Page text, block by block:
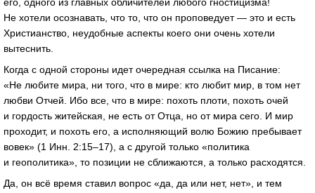
его, одного из главных обличителей любого гностицизма!
Не хотели осознавать, что то, что он проповедует — это и есть
Христианство, неудобные аспекты коего они очень хотели
вытеснить.
Когда с одной стороны идет очередная ссылка на Писание:
«Не любите мира, ни того, что в мире: кто любит мир, в том нет
любви Отчей. Ибо все, что в мире: похоть плоти, похоть очей
и гордость житейская, не есть от Отца, но от мира сего. И мир
проходит, и похоть его, а исполняющий волю Божию пребывает
вовек» (1 Инн. 2:15–17), а с другой только «политика
и геополитика», то позиции не сближаются, а только расходятся.
Да, он всё время ставил вопрос «да, да или нет, нет», и тем